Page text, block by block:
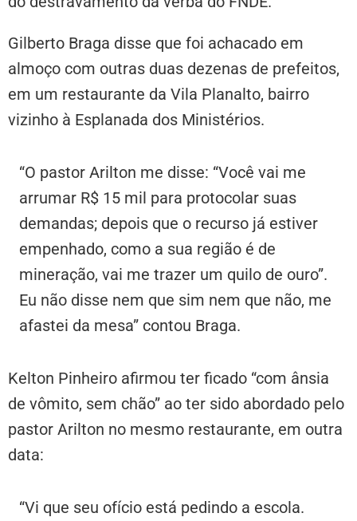
Gilberto Braga disse que foi achacado em
almoço com outras duas dezenas de prefeitos,
em um restaurante da Vila Planalto, bairro
vizinho à Esplanada dos Ministérios.
“O pastor Arilton me disse: “Você vai me
arrumar R$ 15 mil para protocolar suas
demandas; depois que o recurso já estiver
empenhado, como a sua região é de
mineração, vai me trazer um quilo de ouro”.
Eu não disse nem que sim nem que não, me
afastei da mesa” contou Braga.
Kelton Pinheiro afirmou ter ficado “com ânsia
de vômito, sem chão” ao ter sido abordado pelo
pastor Arilton no mesmo restaurante, em outra
data:
“Vi que seu ofício está pedindo a escola.